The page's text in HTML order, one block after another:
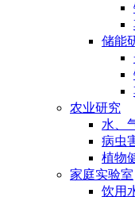
储能
农业研究
水、
病虫
植物
家庭实验室
饮用